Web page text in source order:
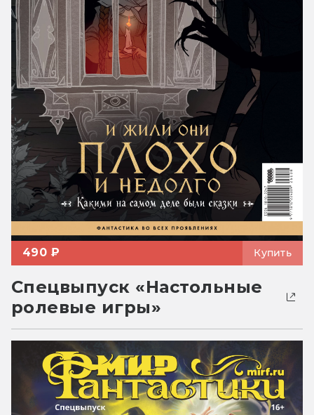
490 ₽ Купить
Спецвыпуск «Настольные
ролевые игры»